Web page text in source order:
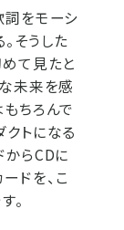
詞をモーシ
そうした
めて見たと
未来を感
ちろんで
クトになる
からCDに
ドを、こ
。